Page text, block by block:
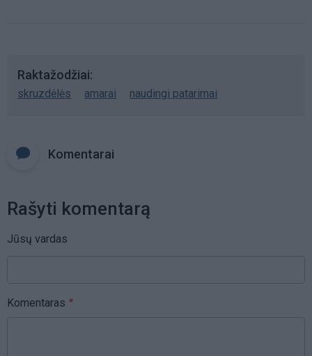
Raktažodžiai
skruzdėlės amarai naudingi patarimai
Komentarai
Rašyti komentarą
Jūsų vardas
Komentaras